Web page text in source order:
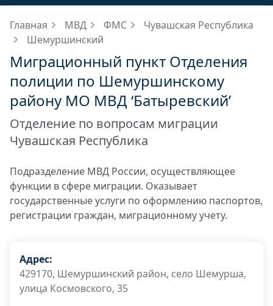
Главная МВД ФМС
Чувашская Республика
Шемуршинский
Миграционный пункт Отделения
полиции по Шемуршинскому
району МО МВД ‘Батыревский’
Отделение по вопросам миграции
Чувашская Республика
Подразделение МВД России, осуществляющее
функции в сфере миграции. Оказывает
государственные услуги по оформлению паспортов,
регистрации граждан, миграционному учету.
Адрес:
429170, Шемуршинский район, село Шемурша,
улица Космовского, 35